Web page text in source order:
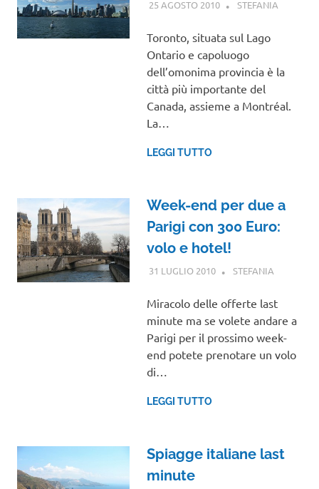
25 AGOSTO 2010 STEFANIA
Toronto, situata sul Lago
Ontario e capoluogo
dell’omonima provincia è la
città più importante del
Canada, assieme a Montréal.
La…
LEGGI TUTTO
Week-end per due a
Parigi con 300 Euro:
volo e hotel!
31 LUGLIO 2010 STEFANIA
Miracolo delle offerte last
minute ma se volete andare a
Parigi per il prossimo week-
end potete prenotare un volo
di…
LEGGI TUTTO
Spiagge italiane last
minute